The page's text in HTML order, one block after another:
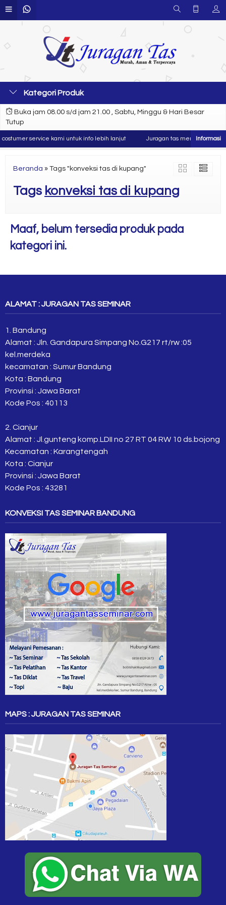
Kategori Produk
Buka jam 08.00 s/d jam 21.00 , Sabtu, Minggu & Hari Besar
Tutup
service kami untuk info lebih lanjut Juragan tas merupakan
Beranda » Tags "konveksi tas di kupang"
Tags konveksi tas di kupang
Maaf, belum tersedia produk pada
kategori ini.
ALAMAT : JURAGAN TAS SEMINAR
1. Bandung
Alamat : Jln. Gandapura Simpang No.G217 rt/rw :05
kel.merdeka
kecamatan : Sumur Bandung
Kota : Bandung
Provinsi : Jawa Barat
Kode Pos : 40113
2. Cianjur
Alamat : Jl.gunteng komp.LDII no 27 RT 04 RW 10 ds.bojong
Kecamatan : Karangtengah
Kota : Cianjur
Provinsi : Jawa Barat
Kode Pos : 43281
KONVEKSI TAS SEMINAR BANDUNG
MAPS : JURAGAN TAS SEMINAR